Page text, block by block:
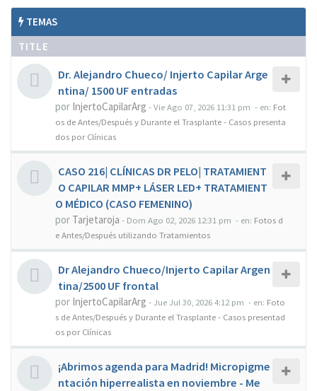
TEMAS
TITLE
Dr. Alejandro Chueco/ Injerto Capilar Arge
ntina/ 1500 UF entradas
por InjertoCapilarArg -Vie Ago 07, 2026 11:31 pm - en: Fot
os de Antes/Después y Durante el Trasplante - Casos presenta
dos por Clínicas
CASO 216| CLÍNICAS DR PELO| TRATAMIENT
O CAPILAR MMP+ LÁSER LED+ TRATAMIENT
O MÉDICO (CASO FEMENINO)
por Tarjetaroja - Dom Ago 02, 2026 12:31 pm - en: Fotos d
e Antes/Después utilizando Tratamientos
Dr Alejandro Chueco/Injerto Capilar Argen
tina/2500 UF frontal
por InjertoCapilarArg -Jue Jul 30, 2026 4:12 pm - en: Foto
s de Antes/Después y Durante el Trasplante - Casos presentad
os por Clínicas
¡Abrimos agenda para Madrid! Micropigme
ntación hiperrealista en noviembre - Me